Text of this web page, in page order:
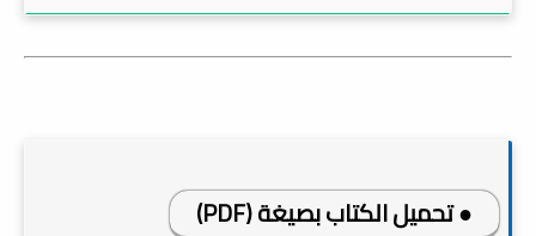
● تحميل الكتاب بصيغة (PDF)